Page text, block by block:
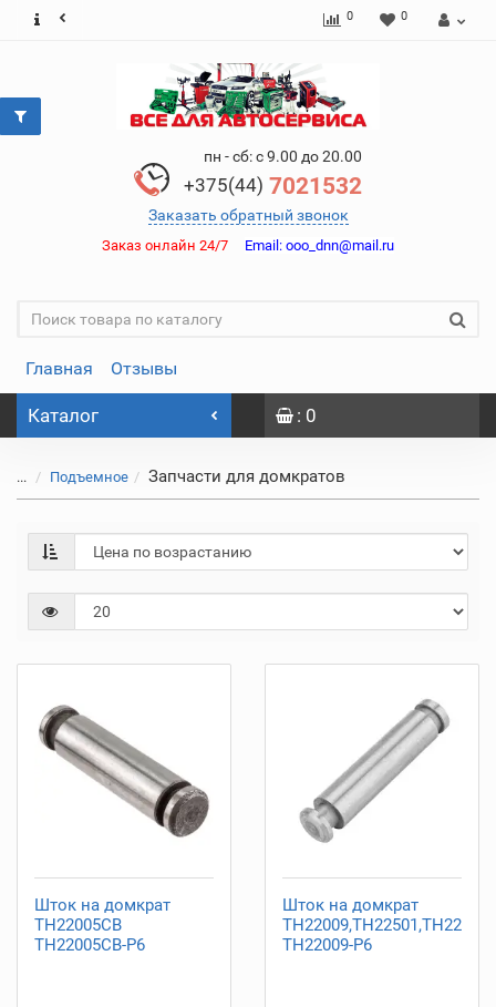
0 0
пн - сб: с 9.00 до 20.00
+375(44) 7021532
Заказать обратный звонок
Заказ онлайн 24/7 Email: ooo_dnn@mail.ru
Главная Отзывы
Каталог : 0
... Подъемное Запчасти для домкратов
Шток на домкрат
TH22005CB
TH22005CB-P6
Шток на домкрат
TH22009-P6